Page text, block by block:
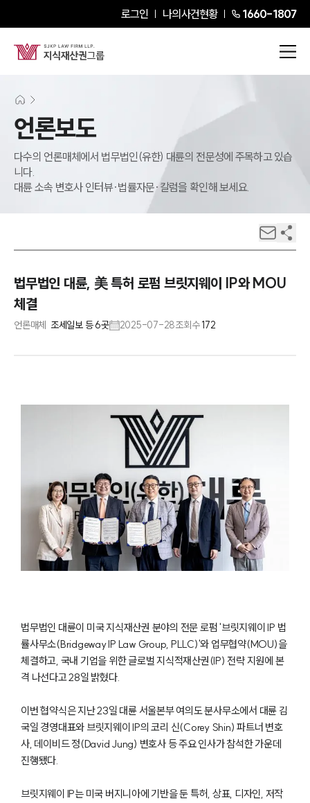
로그인 나의사건현황 1660-1807
언론보도
다수의 언론매체에서 법무법인(유한) 대륜의 전문성에 주목하고 있습
니다.
대륜 소속 변호사 인터뷰·법률자문·칼럼을 확인해 보세요.
법무법인 대륜, 美 특허 로펌 브릿지웨이 IP와 MOU
체결
언론매체 조세일보 등 6곳 2025-07-28조회수172
법무법인 대륜이 미국 지식재산권 분야의 전문 로펌 '브릿지웨이 IP 법
률사무소(Bridgeway IP Law Group, PLLC)'와 업무협약(MOU)을
체결하고, 국내 기업을 위한 글로벌 지식적재산권(IP) 전략 지원에 본
격 나선다고 28일 밝혔다.
이번 협약식은 지난 23일 대륜 서울본부 여의도 분사무소에서 대륜 김
국일 경영대표와 브릿지웨이 IP의 코리 신(Corey Shin) 파트너 변호
사, 데이비드 정(David Jung) 변호사 등 주요 인사가 참석한 가운데
진행됐다.
브릿지웨이 IP는 미국 버지니아에 기반을 둔 특허, 상표, 디자인, 저작